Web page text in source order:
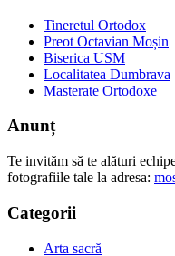
Tineretul Ortodox
Preot Octavian Moșin
Biserica USM
Localitatea Dumbrava
Masterate Ortodoxe
Anunț
Te invităm să te alături
fotografiile tale la adresa:
Categorii
Arta sacră